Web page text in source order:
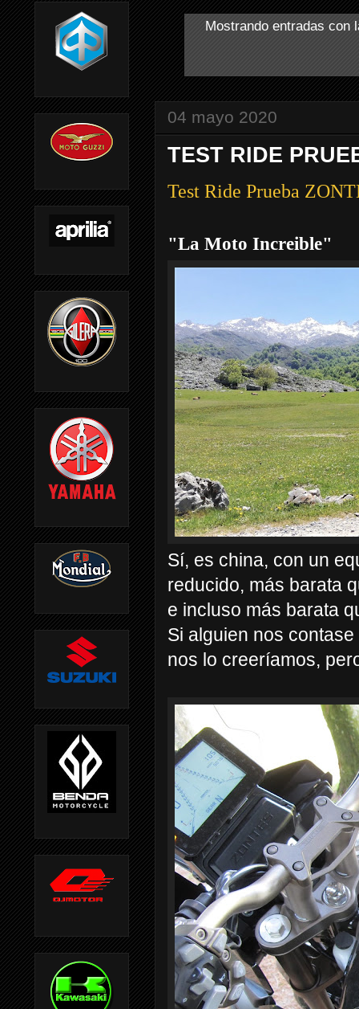
Mostrando entradas con
04 mayo 2020
TEST RIDE
Test Ride Prueba
"La Moto Increible"
Sí, es china, con un
reducido, más barata
e incluso más barata
Si alguien nos
nos lo creeríamos,